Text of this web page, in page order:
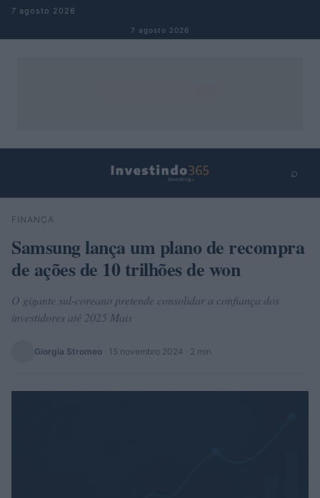
Pular para o conteúdo
7 agosto 2026
7 agosto 2026
⌕
Buscar
FINANÇA
Samsung lança um plano de recompra
de ações de 10 trilhões de won
O gigante sul-coreano pretende consolidar a confiança dos
investidores até 2025 Mais
Giorgia Stromeo · 15 novembro 2024 · 2 min